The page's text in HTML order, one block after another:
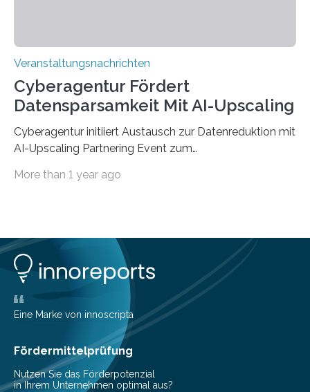
Veranstaltungsnachrichten
Cyberagentur Fördert
Datensparsamkeit Mit AI-Upscaling
Cyberagentur initiiert Austausch zur Datenreduktion mit
AI-Upscaling Partnering Event zum
innovative DatenverarbeitungDie Agentur für
Entwicklung von Technologien zur gezielten
Datenreduktion und Rekonstruktion in schwierigen
Kommunikationsumgebungen. Das Event dient der
Vernetzung potenzieller Forschungspartner und der
Vorbereitung der Programmausschreibung. Die
Cyberagentur organisiert am 25. März 2025, von 14:00
bis 16:00 Uhr, ein virtuelles Partnering Event zum
Forschungsprogramm „Datenrekonstruktion…
More than 1 year ago
Eine Marke von innoscripta
Fördermittelprüfung
Nutzen Sie das Förderpotenzial
in Ihrem Unternehmen optimal aus?